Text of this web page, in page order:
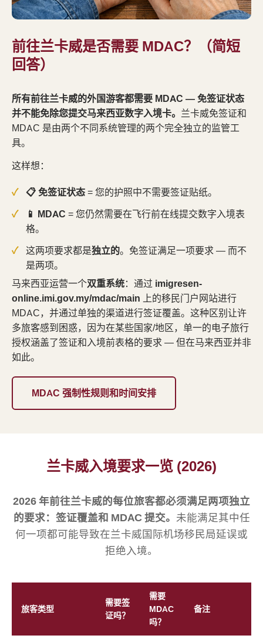
前往兰卡威是否需要 MDAC？（简短
回答）
所有前往兰卡威的外国游客都需要 MDAC — 免签证状态
并不能免除您提交马来西亚数字入境卡。 兰卡威免签证和
MDAC 是由两个不同系统管理的两个完全独立的监管工
具。
这样想：
📋 免签证状态= 您的护照中不需要签证贴纸。
📱 MDAC = 您仍然需要在飞行前在线提交数字入境表
格。
这两项要求都是独立的。免签证满足一项要求 — 而不
是两项。
马来西亚运营一个双重系统：通过 imigresen-
online.imi.gov.my/mdac/main 上的移民门户网站进行
MDAC，并通过单独的渠道进行签证覆盖。这种区别让许
多旅客感到困惑，因为在某些国家/地区，单一的电子旅行
授权涵盖了签证和入境前表格的要求 — 但在马来西亚并非
如此。
MDAC 强制性规则和时间安排
兰卡威入境要求一览 (2026)
2026 年前往兰卡威的每位旅客都必须满足两项独立
的要求：签证覆盖和 MDAC 提交。 未能满足其中任
何一项都可能导致在兰卡威国际机场移民局延误或
拒绝入境。
旅客类型
需要签
证吗？
需要
MDAC
吗？
备注